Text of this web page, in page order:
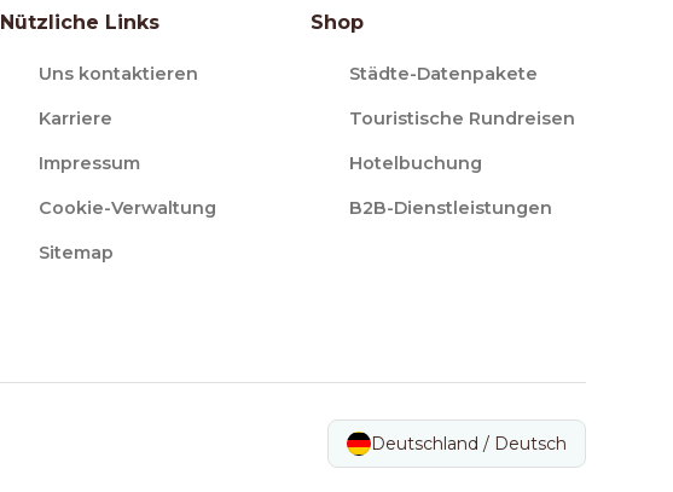
Nützliche Links
Uns kontaktieren
Karriere
Impressum
Cookie-Verwaltung
Sitemap
Shop
Städte-Datenpakete
Touristische Rundreisen
Hotelbuchung
B2B-Dienstleistungen
Deutschland / Deutsch